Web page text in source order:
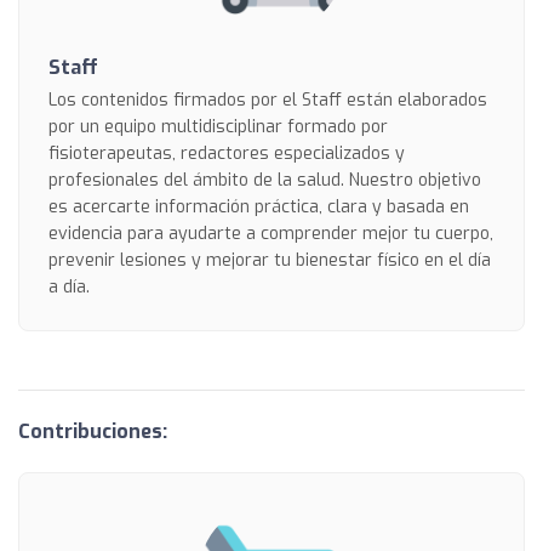
Staff
Los contenidos firmados por el Staff están elaborados
por un equipo multidisciplinar formado por
fisioterapeutas, redactores especializados y
profesionales del ámbito de la salud. Nuestro objetivo
es acercarte información práctica, clara y basada en
evidencia para ayudarte a comprender mejor tu cuerpo,
prevenir lesiones y mejorar tu bienestar físico en el día
a día.
Contribuciones: